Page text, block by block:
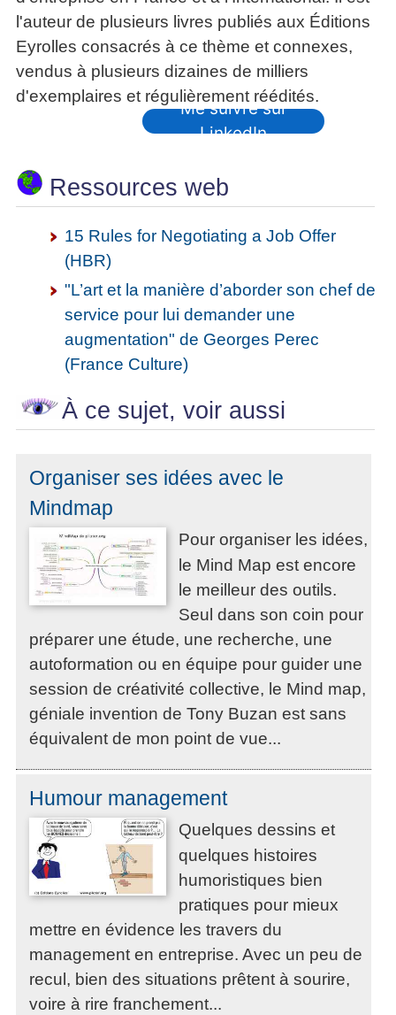
l'auteur de plusieurs livres publiés aux Éditions
Eyrolles consacrés à ce thème et connexes,
vendus à plusieurs dizaines de milliers
d'exemplaires et régulièrement réédités.
Me suivre sur
LinkedIn
Ressources web
15 Rules for Negotiating a Job Offer
(HBR)
"L’art et la manière d’aborder son chef de
service pour lui demander une
augmentation" de Georges Perec
(France Culture)
À ce sujet, voir aussi
Organiser ses idées avec le
Mindmap
Pour organiser les idées,
le Mind Map est encore
le meilleur des outils.
Seul dans son coin pour
préparer une étude, une recherche, une
autoformation ou en équipe pour guider une
session de créativité collective, le Mind map,
géniale invention de Tony Buzan est sans
équivalent de mon point de vue...
Humour management
Quelques dessins et
quelques histoires
humoristiques bien
pratiques pour mieux
mettre en évidence les travers du
management en entreprise. Avec un peu de
recul, bien des situations prêtent à sourire,
voire à rire franchement...